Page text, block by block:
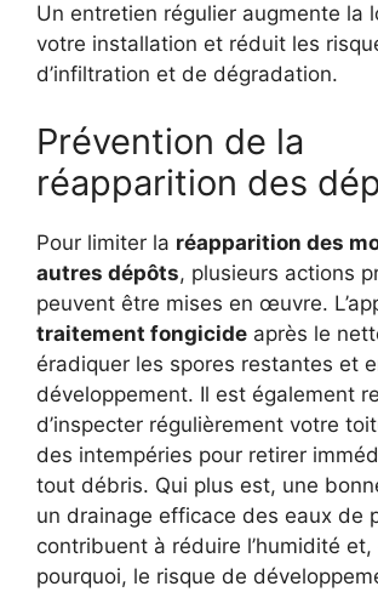
Un entretien régulier augmente la
votre installation et réduit les
d’infiltration et de dégradation.
Prévention de la
réapparition des
Pour limiter la réapparition des
autres dépôts, plusieurs actions
peuvent être mises en œuvre.
traitement fongicide après le
éradiquer les spores restantes et
développement. Il est également
d’inspecter régulièrement votre
des intempéries pour retirer
tout débris. Qui plus est, une
un drainage efficace des eaux de
contribuent à réduire l’humidité et,
pourquoi, le risque de